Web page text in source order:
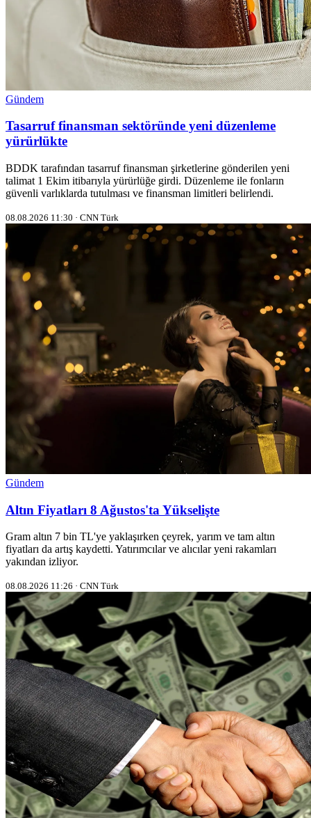
Gündem
Tasarruf finansman sektöründe yeni düzenleme
yürürlükte
BDDK tarafından tasarruf finansman şirketlerine gönderilen yeni
talimat 1 Ekim itibarıyla yürürlüğe girdi. Düzenleme ile fonların
güvenli varlıklarda tutulması ve finansman limitleri belirlendi.
08.08.2026 11:30 · CNN Türk
Gündem
Altın Fiyatları 8 Ağustos'ta Yükselişte
Gram altın 7 bin TL'ye yaklaşırken çeyrek, yarım ve tam altın
fiyatları da artış kaydetti. Yatırımcılar ve alıcılar yeni rakamları
yakından izliyor.
08.08.2026 11:26 · CNN Türk